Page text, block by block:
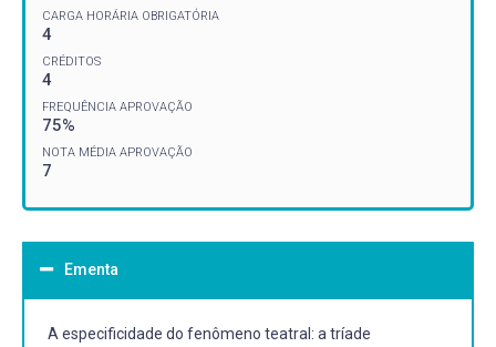
CARGA HORÁRIA OBRIGATÓRIA
4
CRÉDITOS
4
FREQUÊNCIA APROVAÇÃO
75%
NOTA MÉDIA APROVAÇÃO
7
Ementa
A especificidade do fenômeno teatral: a tríade